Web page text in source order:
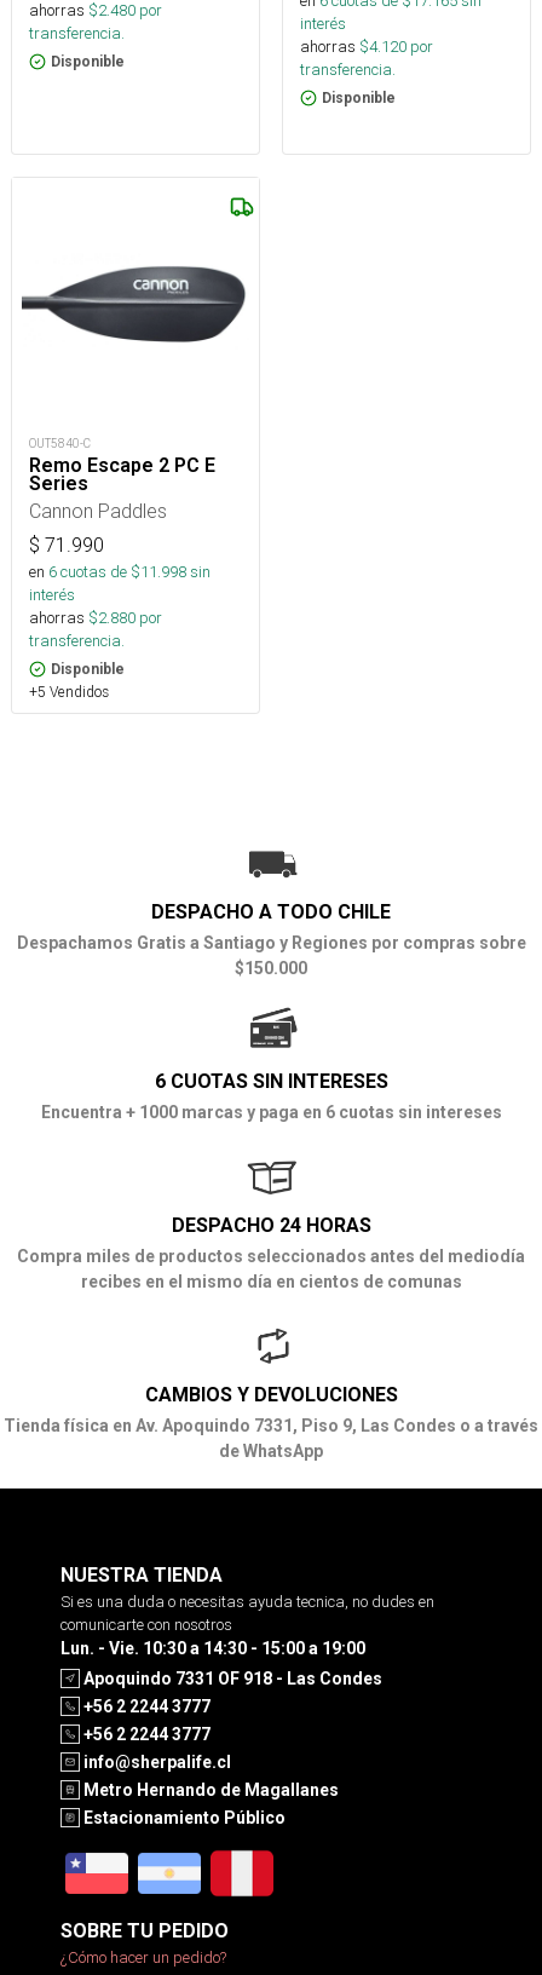
ahorras $2.480 por
transferencia.
Disponible
interés
ahorras $4.120 por
transferencia.
Disponible
OUT5840-C
Remo Escape 2 PC E
Series
Cannon Paddles
$ 71.990
en 6cuotas de $11.998sin
interés
ahorras $2.880 por
transferencia.
Disponible
+5 Vendidos
DESPACHO A TODO CHILE
Despachamos Gratis a Santiago y Regiones por compras sobre
$150.000
6 CUOTAS SIN INTERESES
Encuentra + 1000 marcas y paga en 6 cuotas sin intereses
DESPACHO 24 HORAS
Compra miles de productos seleccionados antes del mediodía
recibes en el mismo día en cientos de comunas
CAMBIOS Y DEVOLUCIONES
Tienda física en Av. Apoquindo 7331, Piso 9, Las Condes o a través
de WhatsApp
NUESTRA TIENDA
Si es una duda o necesitas ayuda tecnica, no dudes en
comunicarte con nosotros
Lun. - Vie. 10:30 a 14:30 - 15:00 a 19:00
Apoquindo 7331 OF 918 - Las Condes
+56 2 2244 3777
+56 2 2244 3777
info@sherpalife.cl
Metro Hernando de Magallanes
Estacionamiento Público
SOBRE TU PEDIDO
¿Cómo hacer un pedido?